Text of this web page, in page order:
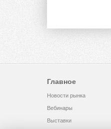
Главное
Новости рынка
Вебинары
Выставки